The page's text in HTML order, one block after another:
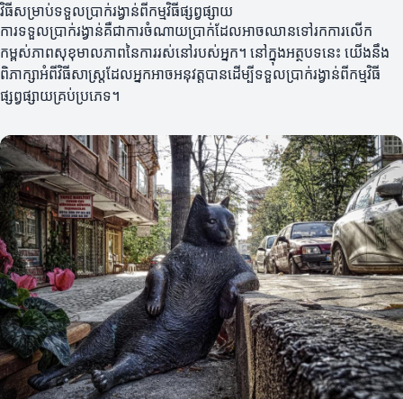
វិធីសម្រាប់ទទួលប្រាក់រង្វាន់ពីកម្មវិធីផ្សព្វផ្សាយ
ការទទួលប្រាក់រង្វាន់គឺជាការចំណាយប្រាក់ដែលអាចឈានទៅរកការលើក
កម្ពស់ភាពសុខុមាលភាពនៃការរស់នៅរបស់អ្នក។ នៅក្នុងអត្ថបទនេះ យើងនឹង
ពិភាក្សាអំពីវិធីសាស្ត្រដែលអ្នកអាចអនុវត្តបានដើម្បីទទួលប្រាក់រង្វាន់ពីកម្មវិធី
ផ្សព្វផ្សាយគ្រប់ប្រភេទ។